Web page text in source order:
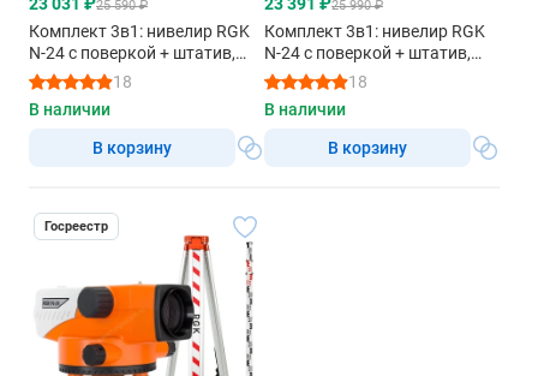
23 031 ₽25 590 ₽
Комплект 3в1: нивелир RGK
N-24 с поверкой + штатив,
рейка 3м
18
В наличии
В корзину
23 391 ₽25 990 ₽
Комплект 3в1: нивелир RGK
N-24 с поверкой + штатив,
рейка 5м
18
В наличии
В корзину
Госреестр